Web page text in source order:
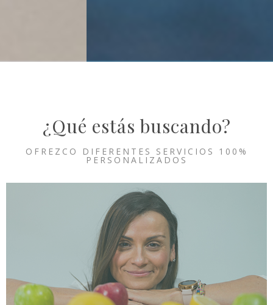
¿Qué estás buscando?
OFREZCO DIFERENTES SERVICIOS 100%
PERSONALIZADOS